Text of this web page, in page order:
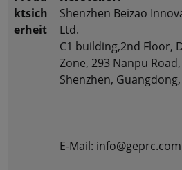
ktsich
erheit
Shenzhen Beizao
Ltd.
C1 building,2nd Floor,
Zone, 293 Nanpu
Shenzhen,
E-Mail: info@geprc.com